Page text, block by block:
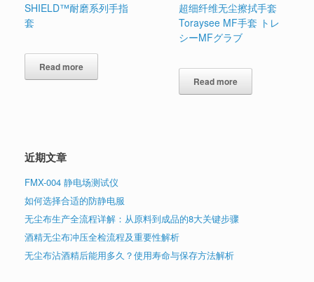
SHIELD™耐磨系列手指
套
Read more
超细纤维无尘擦拭手套
Toraysee MF手套 トレ
シーMFグラブ
Read more
近期文章
FMX-004 静电场测试仪
如何选择合适的防静电服
无尘布生产全流程详解：从原料到成品的8大关键步骤
酒精无尘布冲压全检流程及重要性解析
无尘布沾酒精后能用多久？使用寿命与保存方法解析